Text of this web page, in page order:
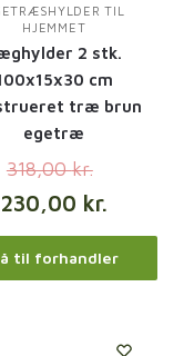
TIL
HJEMMET
2 stk.
cm
træ brun
egetræ
318,00kr.
230,00 kr.
til forhandler